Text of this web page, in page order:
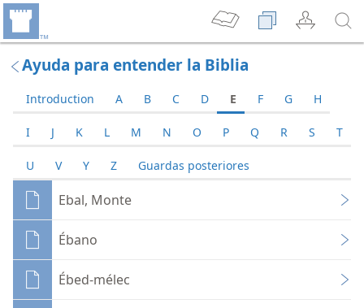
Ayuda para entender la Biblia
Introduction A B C D E F G H
I J K L M N O P Q R S T
U V Y Z Guardas posteriores
Ebal, Monte
Ébano
Ébed-mélec